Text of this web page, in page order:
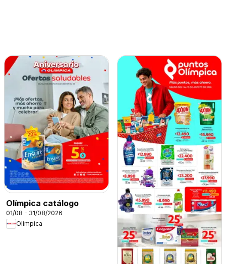
Olímpica catálogo
01/08 - 31/08/2026
Olímpica